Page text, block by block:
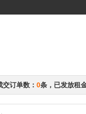
订单数： 0条，已发放租